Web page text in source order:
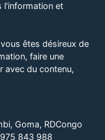
l'information et
êtes désireux de
faire une
avec du contenu,
Goma, RDCongo
843 988